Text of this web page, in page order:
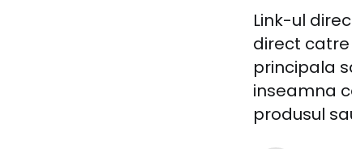
Link-ul
direct
principala
inseamna
produsul